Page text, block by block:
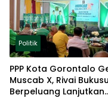
Politik
PPP Kota Gorontalo
Muscab X, Rivai Bukusu
Berpeluang Lanjutkan